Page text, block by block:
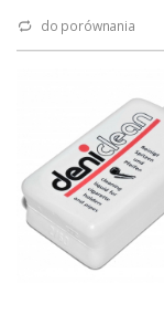
do porównania